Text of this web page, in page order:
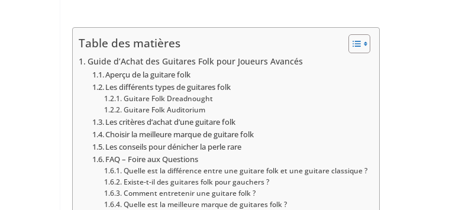
Table des matières
Guide ‍d’Achat⁤ des ‍Guitares Folk⁢ pour ⁤Joueurs Avancés
Aperçu de la guitare folk
Les différents⁤ types de​ guitares folk
Guitare Folk Dreadnought
Guitare Folk Auditorium
Les critères d’achat ⁣d’une guitare folk
Choisir la meilleure marque de guitare ⁣folk
Les conseils pour dénicher la perle‍ rare
FAQ⁤ – Foire aux Questions
Quelle est la différence entre une guitare folk et une guitare classique ⁣?
Existe-t-il des guitares folk pour gauchers ⁤?
Comment entretenir⁤ une guitare folk ?
Quelle est la‍ meilleure marque de guitares⁣ folk ?